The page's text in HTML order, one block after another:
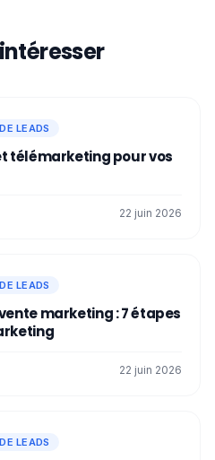
LEADS
télémarketing pour vos
22 juin 2026
LEADS
marketing : 7 étapes
22 juin 2026
LEADS